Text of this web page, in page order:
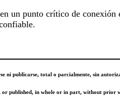
punto crítico de
ni publicarse, total o parcialmente, sin
published, in whole or in part, without